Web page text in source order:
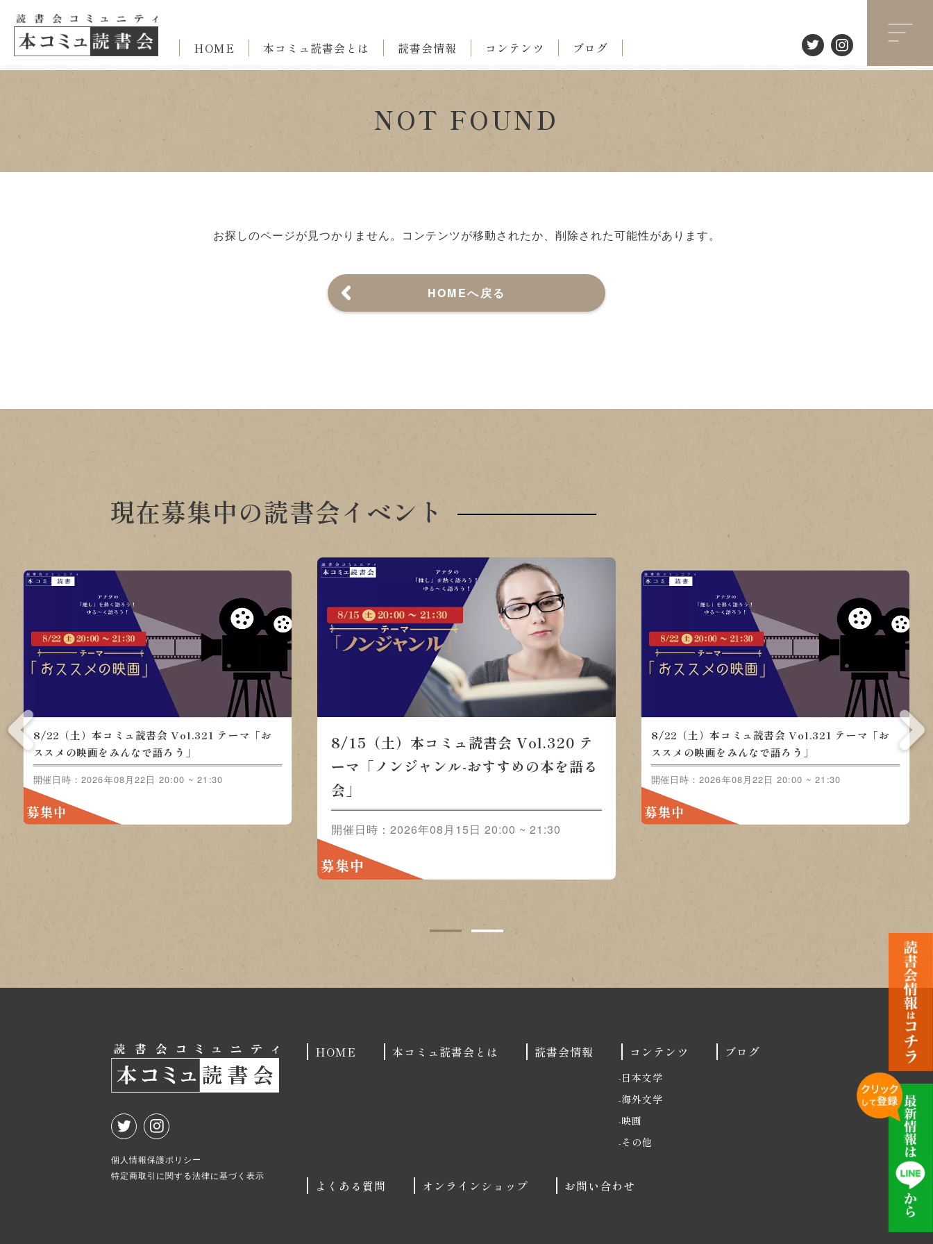
HOME 本コミュ読書会とは 読書会情報 コンテンツ ブログ
NOT FOUND
お探しのページが見つかりません。 コンテンツが移動されたか、削除された可能性があります。
HOMEへ戻る
現在募集中の読書会イベント
8/22（土）本コミュ読書会 Vol.321 テ
ーマ「おススメの映画をみんなで語ろ
う」
開催日時：2026年08月22日 20:00 ~ 21:30
8/15（土）本コミュ読書会 Vol.320 テーマ「ノン
ジャンル-おすすめの本を語る会」
開催日時：2026年08月15日 20:00 ~ 21:30
8/22（土）本コミュ読書会 Vol.321 テ
ーマ「おススメの映画をみんなで語ろ
う」
開催日時：2026年08月22日 20:00 ~ 21:30
個人情報保護ポリシー
特定商取引に関する法律に基づく表示
HOME 本コミュ読書会とは 読書会情報 コンテンツ
日本文学
海外文学
映画
その他
ブログ
よくある質問 オンラインショップ お問い合わせ